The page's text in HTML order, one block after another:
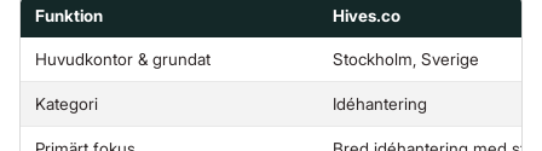
Funktion Hives.co
Huvudkontor & grundat Stockholm, Sverige
Kategori Idéhantering